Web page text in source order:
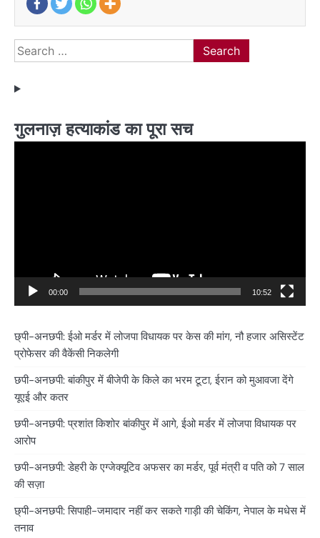
Search
for:
गुलनाज़ हत्याकांड का पूरा सच
00:00 10:52
छ्पी-अनछपी: ईओ मर्डर में लोजपा विधायक पर केस की मांग, नौ हजार असिस्टेंट
प्रोफेसर की वैकेंसी निकलेगी
छपी-अनछपी: बांकीपुर में बीजेपी के किले का भरम टूटा, ईरान को मुआवजा देंगे
यूएई और कतर
छपी-अनछपी: प्रशांत किशोर बांकीपुर में आगे, ईओ मर्डर में लोजपा विधायक पर
आरोप
छपी-अनछपी: डेहरी के एग्जेक्यूटिव अफसर का मर्डर, पूर्व मंत्री व पति को 7 साल
की सज़ा
छ्पी-अनछपी: सिपाही-जमादार नहीं कर सकते गाड़ी की चेकिंग, नेपाल के मधेस में
तनाव